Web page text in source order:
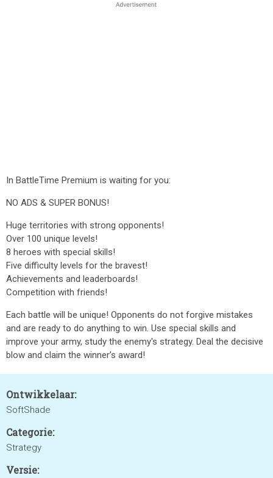
In BattleTime Premium is waiting for you:
NO ADS & SUPER BONUS!
Huge territories with strong opponents!
Over 100 unique levels!
8 heroes with special skills!
Five difficulty levels for the bravest!
Achievements and leaderboards!
Competition with friends!
Each battle will be unique! Opponents do not forgive mistakes
and are ready to do anything to win. Use special skills and
improve your army, study the enemy's strategy. Deal the decisive
blow and claim the winner's award!
Ontwikkelaar:
SoftShade
Categorie:
Strategy
Versie: